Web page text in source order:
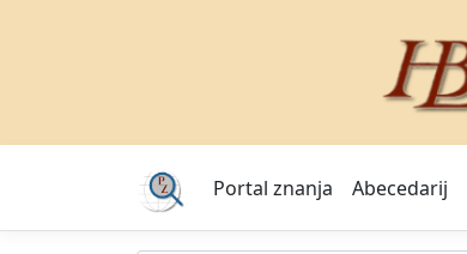
Portal znanja Abecedarij